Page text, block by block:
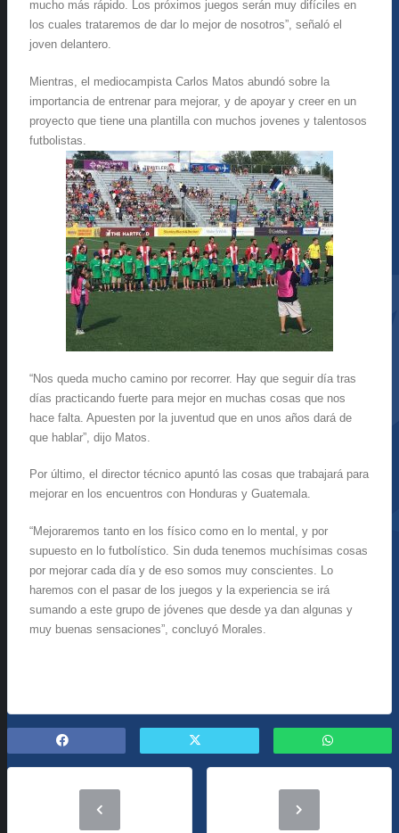
mucho más rápido. Los próximos juegos serán muy difíciles en
los cuales trataremos de dar lo mejor de nosotros”, señaló el
joven delantero.
Mientras, el mediocampista Carlos Matos abundó sobre la
importancia de entrenar para mejorar, y de apoyar y creer en un
proyecto que tiene una plantilla con muchos jovenes y talentosos
futbolistas.
“Nos queda mucho camino por recorrer. Hay que seguir día tras
días practicando fuerte para mejor en muchas cosas que nos
hace falta. Apuesten por la juventud que en unos años dará de
que hablar”, dijo Matos.
Por último, el director técnico apuntó las cosas que trabajará para
mejorar en los encuentros con Honduras y Guatemala.
“Mejoraremos tanto en los físico como en lo mental, y por
supuesto en lo futbolístico. Sin duda tenemos muchísimas cosas
por mejorar cada día y de eso somos muy conscientes. Lo
haremos con el pasar de los juegos y la experiencia se irá
sumando a este grupo de jóvenes que desde ya dan algunas y
muy buenas sensaciones”, concluyó Morales.